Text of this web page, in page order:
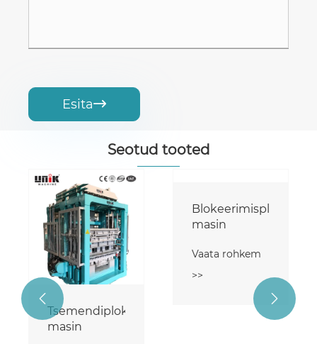
Esita
Seotud tooted
Tsemendiploki
masin
Blokeerimisploki
masin
Vaata rohkem
>>
 